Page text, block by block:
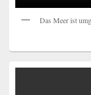
Das Meer ist